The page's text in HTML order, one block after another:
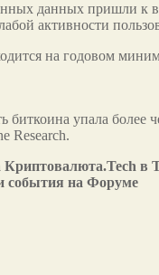
данных пришли к
активности
на годовом
биткоина упала
Research.
в
события на Форуме